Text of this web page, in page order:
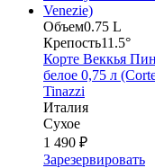
Объем0.75 L
Крепость11.5°
Корте Веккья
белое 0,75 л
Tinazzi
Италия
Сухое
1 490 ₽
Зарезервировать